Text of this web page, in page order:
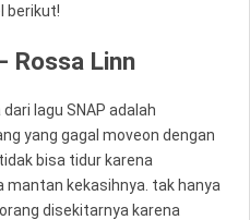
berikut!
Rossa Linn
lagu SNAP adalah
yang gagal moveon dengan
bisa tidur karena
kekasihnya. tak hanya
disekitarnya karena